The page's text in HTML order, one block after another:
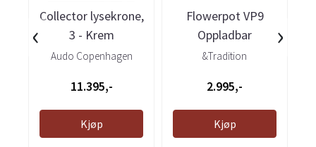
Collector lysekrone,
3 - Krem
Audo Copenhagen
11.395,-
Kjøp
Flowerpot VP9
Oppladbar
Bordlampe - Chrome
&Tradition
2.995,-
Kjøp
‹ ›